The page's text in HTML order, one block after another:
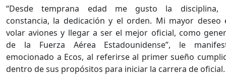
“Desde temprana edad me gusto la disciplina,
constancia, la dedicación y el orden. Mi mayor deseo
volar aviones y llegar a ser el mejor oficial, como
de la Fuerza Aérea Estadounidense”, le
emocionado a Ecos, al referirse al primer sueño
dentro de sus propósitos para iniciar la carrera de oficial.